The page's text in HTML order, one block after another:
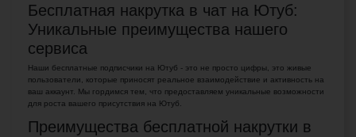
Бесплатная накрутка в чат на Ютуб:
Уникальные преимущества нашего
сервиса
Наши бесплатные подписчики на Ютуб - это не просто цифры, это живые
пользователи, которые приносят реальное взаимодействие и активность на
ваш аккаунт. Мы гордимся тем, что предоставляем уникальные возможности
для роста вашего присутствия на Ютуб.
Преимущества бесплатной накрутки в